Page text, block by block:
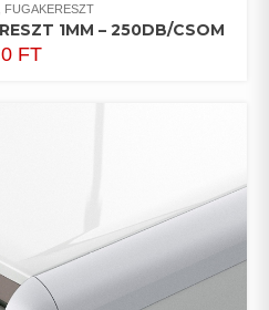
FUGAKERESZT
1MM – 250DB/CSOM
0 FT